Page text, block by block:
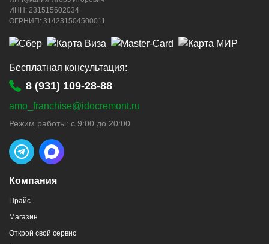
ИНН: 231515602034
ОГРНИП: 314231504500011
Компания
Прайс
Магазин
Открой свой сервис
Бесплатная консультация:
8 (931) 109-28-88
amo_franchise@idocremont.ru
Режим работы: с 9:00 до 20:00